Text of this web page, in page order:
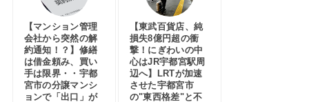
【マンション管理
会社から突然の解
約通知！？】修繕
は借金頼み、買い
手は限界・・宇都
宮市の分譲マンシ
ョンで「出口」が
【東武百貨店、純
損失8億円超の衝
撃！にぎわいの中
心はJR宇都宮駅周
辺へ】LRTが加速
させた宇都宮市
の"東西格差"と不